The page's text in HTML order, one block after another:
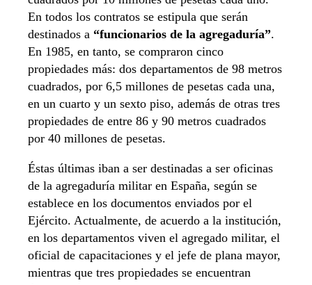
En todos los contratos se estipula que serán
destinados a “funcionarios de la agregaduría”.
En 1985, en tanto, se compraron cinco
propiedades más: dos departamentos de 98 metros
cuadrados, por 6,5 millones de pesetas cada una,
en un cuarto y un sexto piso, además de otras tres
propiedades de entre 86 y 90 metros cuadrados
por 40 millones de pesetas.
Éstas últimas iban a ser destinadas a ser oficinas
de la agregaduría militar en España, según se
establece en los documentos enviados por el
Ejército. Actualmente, de acuerdo a la institución,
en los departamentos viven el agregado militar, el
oficial de capacitaciones y el jefe de plana mayor,
mientras que tres propiedades se encuentran